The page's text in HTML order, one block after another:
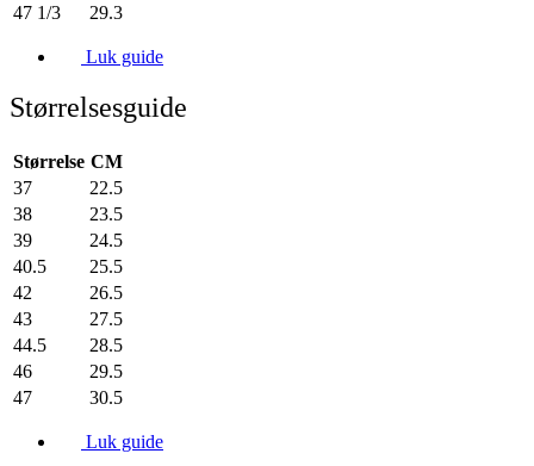
47 1/3
29.3
Luk guide
Størrelsesguide
Størrelse CM
37
22.5
38
23.5
39
24.5
40.5
25.5
42
26.5
43
27.5
44.5
28.5
46
29.5
47
30.5
Luk guide